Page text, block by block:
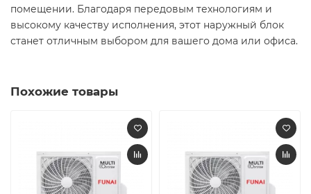
помещении. Благодаря передовым технологиям и
высокому качеству исполнения, этот наружный блок
станет отличным выбором для вашего дома или офиса.​
Похожие товары